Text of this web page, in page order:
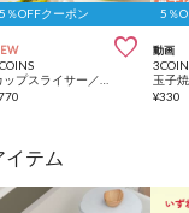
5％OFFクーポン

5％
動画
¥330
テム